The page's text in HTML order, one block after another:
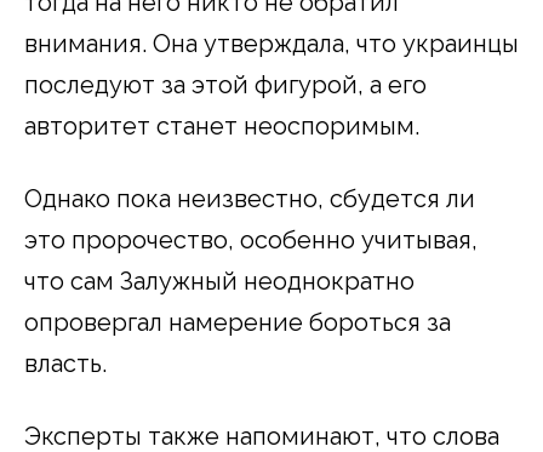
внимания. Она утверждала, что украинцы
последуют за этой фигурой, а его
авторитет станет неоспоримым.
Однако пока неизвестно, сбудется ли
это пророчество, особенно учитывая,
что сам Залужный неоднократно
опровергал намерение бороться за
власть.
Эксперты также напоминают, что слова